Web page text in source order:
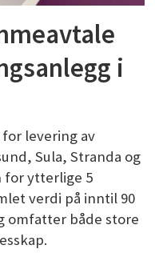
i
levering av
Sula, Stranda og
for ytterlige 5
verdi på inntil 90
omfatter både store